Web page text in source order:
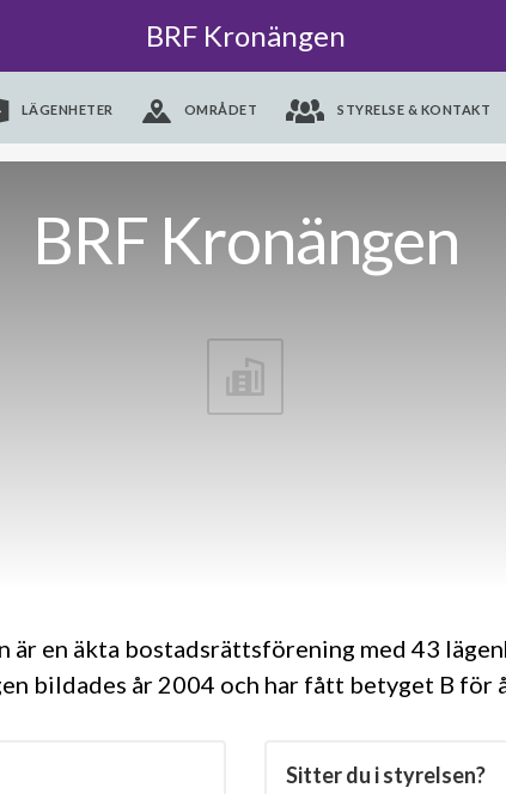
BRF Kronängen
LÄGENHETER OMRÅDET STYRELSE & KONTAKT
BRF Kronängen
är en äkta bostadsrättsförening med 43
bildades år 2004 och har fått betyget B för
Sitter du i styrelsen?